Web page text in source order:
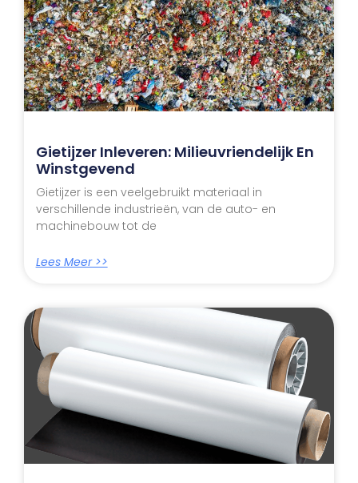
Gietijzer Inleveren: Milieuvriendelijk En
Winstgevend
Gietijzer is een veelgebruikt materiaal in
verschillende industrieën, van de auto- en
machinebouw tot de
Lees Meer >>